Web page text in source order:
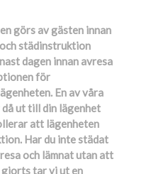
görs av gästen innan
städinstruktion
dagen innan avresa
för
En av våra
ut till din lägenhet
att lägenheten
Har du inte städat
och lämnat utan att
tar vi ut en